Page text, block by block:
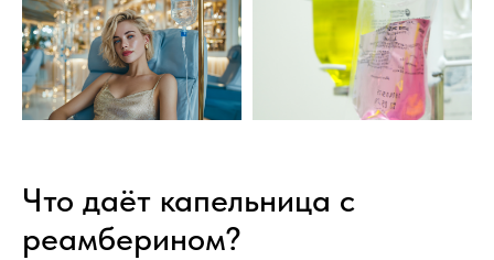
Что даёт капельница с
реамберином?